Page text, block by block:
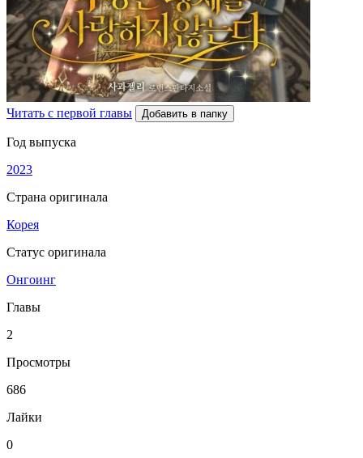
Читать с первой главы Добавить в папку
Год выпуска
2023
Страна оригинала
Корея
Статус оригинала
Онгоинг
Главы
2
Просмотры
686
Лайки
0